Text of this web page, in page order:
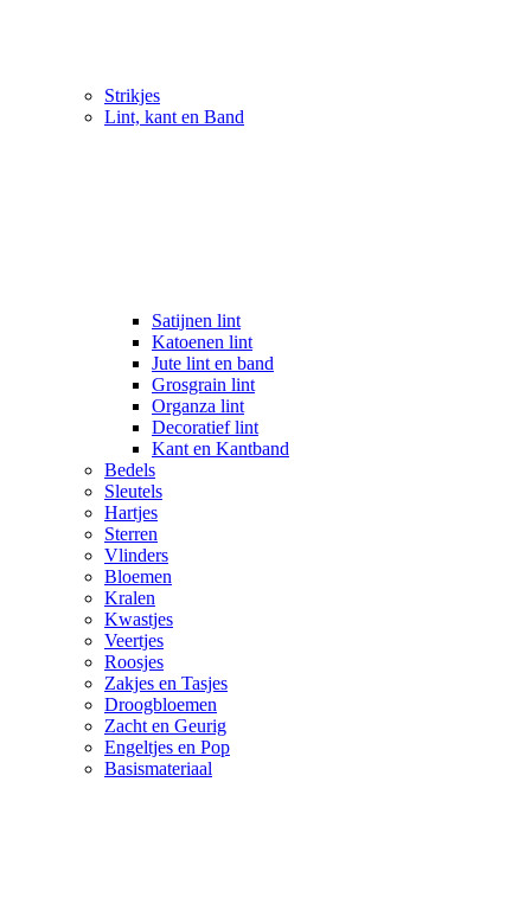
Strikjes
Lint, kant en Band
Satijnen lint
Katoenen lint
Jute lint en band
Grosgrain lint
Organza lint
Decoratief lint
Kant en Kantband
Bedels
Sleutels
Hartjes
Sterren
Vlinders
Bloemen
Kralen
Kwastjes
Veertjes
Roosjes
Zakjes en Tasjes
Droogbloemen
Zacht en Geurig
Engeltjes en Pop
Basismateriaal